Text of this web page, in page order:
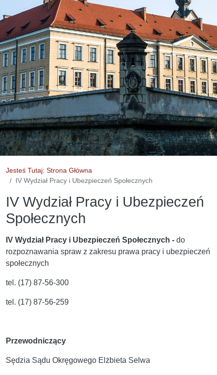
Jesteś Tutaj: Strona Główna
IV Wydział Pracy i Ubezpieczeń Społecznych
IV Wydział Pracy i Ubezpieczeń
Społecznych
IV Wydział Pracy i Ubezpieczeń Społecznych - do
rozpoznawania spraw z zakresu prawa pracy i ubezpieczeń
społecznych
tel. (17) 87-56-300
tel. (17) 87-56-259
Przewodniczący
Sędzia Sądu Okręgowego Elżbieta Selwa